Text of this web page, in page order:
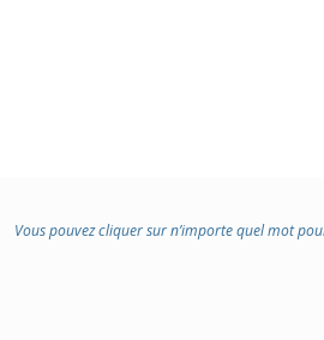
Vous pouvez cliquer sur n’importe quel mot